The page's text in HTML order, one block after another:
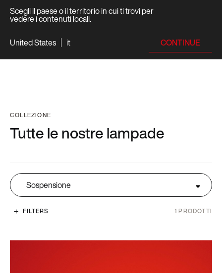
Scegli il paese o il territorio in cui ti trovi per
vedere i contenuti locali.
United States
it CONTINUE
COLLEZIONE
Tutte le nostre lampade
Sospensione
FILTERS 1 PRODOTTI